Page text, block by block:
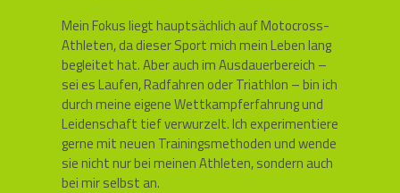
Mein Fokus liegt hauptsächlich auf Motocross-
Athleten, da dieser Sport mich mein Leben lang
begleitet hat. Aber auch im Ausdauerbereich –
sei es Laufen, Radfahren oder Triathlon – bin ich
durch meine eigene Wettkampferfahrung und
Leidenschaft tief verwurzelt. Ich experimentiere
gerne mit neuen Trainingsmethoden und wende
sie nicht nur bei meinen Athleten, sondern auch
bei mir selbst an.